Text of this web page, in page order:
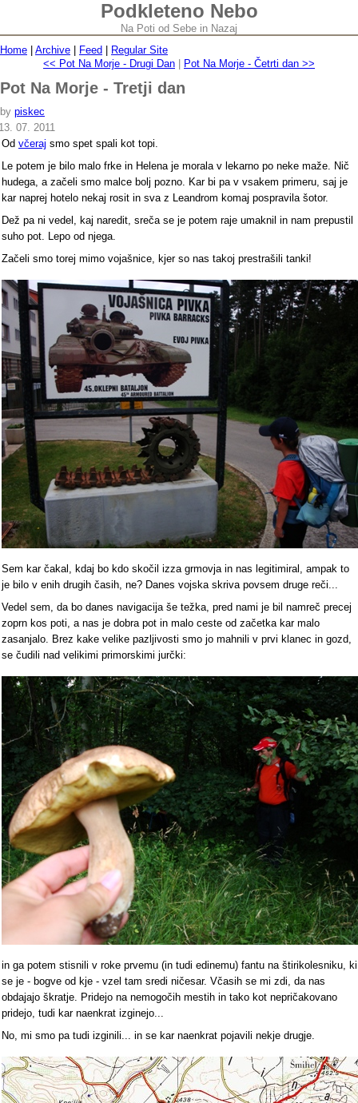
Podkleteno Nebo
Na Poti od Sebe in Nazaj
Home
Archive Feed
Regular Site
<< Pot Na Morje - Drugi Dan
Pot Na Morje - Četrti dan >>
Pot Na Morje - Tretji dan
by piskec
07. 2011
Od včeraj smo spet spali kot topi.
Le potem je bilo malo frke in Helena je morala v lekarno po neke maže. Nič
hudega, a začeli smo malce bolj pozno. Kar bi pa v vsakem primeru, saj je
kar naprej hotelo nekaj rosit in sva z Leandrom komaj pospravila šotor.
Dež pa ni vedel, kaj naredit, sreča se je potem raje umaknil in nam prepustil
suho pot. Lepo od njega.
Začeli smo torej mimo vojašnice, kjer so nas takoj prestrašili tanki!
Sem kar čakal, kdaj bo kdo skočil izza grmovja in nas legitimiral, ampak to
je bilo v enih drugih časih, ne? Danes vojska skriva povsem druge reči...
Vedel sem, da bo danes navigacija še težka, pred nami je bil namreč precej
zoprn kos poti, a nas je dobra pot in malo ceste od začetka kar malo
zasanjalo. Brez kake velike pazljivosti smo jo mahnili v prvi klanec in gozd,
se čudili nad velikimi primorskimi jurčki:
in ga potem stisnili v roke prvemu (in tudi edinemu) fantu na štirikolesniku, ki
se je - bogve od kje - vzel tam sredi ničesar. Včasih se mi zdi, da nas
obdajajo škratje. Pridejo na nemogočih mestih in tako kot nepričakovano
pridejo, tudi kar naenkrat izginejo...
No, mi smo pa tudi izginili... in se kar naenkrat pojavili nekje drugje.